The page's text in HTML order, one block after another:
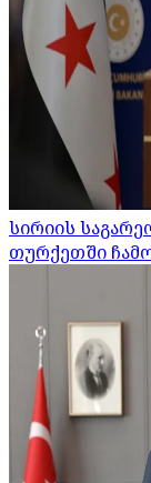
სირიის
თურქეთში